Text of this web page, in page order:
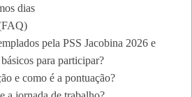
dias
pela PSS Jacobina 2026 e
para participar?
e como é a pontuação?